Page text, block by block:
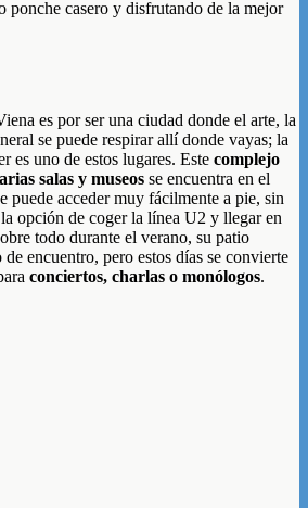
ponche casero y disfrutando de la mejor
es por ser una ciudad donde el arte, la
se puede respirar allí donde vayas; la
es uno de estos lugares. Este complejo
salas y museos se encuentra en el
puede acceder muy fácilmente a pie, sin
opción de coger la línea U2 y llegar en
todo durante el verano, su patio
encuentro, pero estos días se convierte
conciertos, charlas o monólogos.